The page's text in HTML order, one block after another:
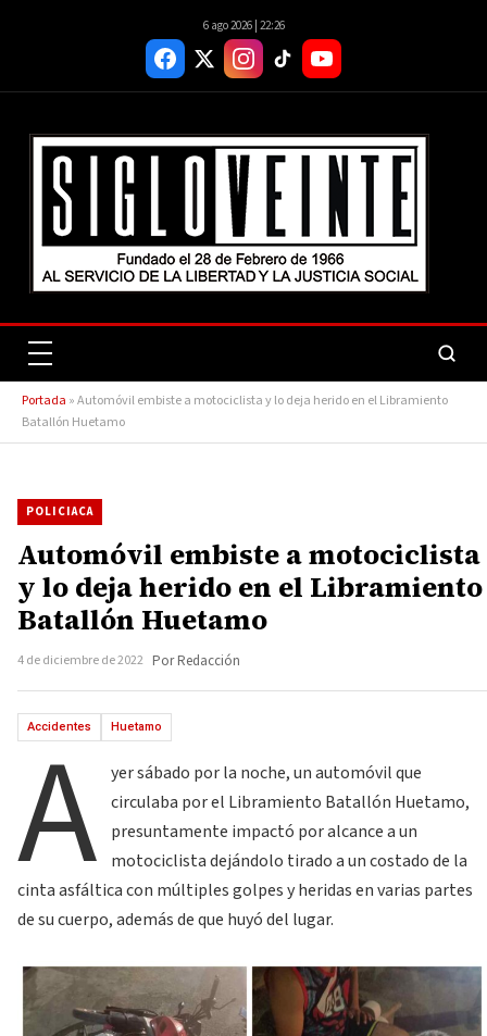
6 ago 2026 | 22:26
Portada »Automóvil embiste a motociclista y lo deja herido en el Libramiento
Batallón Huetamo
POLICIACA
Automóvil embiste a motociclista
y lo deja herido en el Libramiento
Batallón Huetamo
4 de diciembre de 2022 Por Redacción
Accidentes Huetamo
A
yer sábado por la noche, un automóvil que
circulaba por el Libramiento Batallón Huetamo,
presuntamente impactó por alcance a un
motociclista dejándolo tirado a un costado de la
cinta asfáltica con múltiples golpes y heridas en varias partes
de su cuerpo, además de que huyó del lugar.